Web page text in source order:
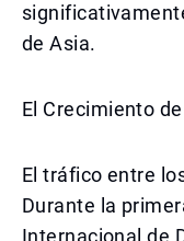
de Asia.
El Crecimiento
El tráfico entre
Durante la
Internacional de